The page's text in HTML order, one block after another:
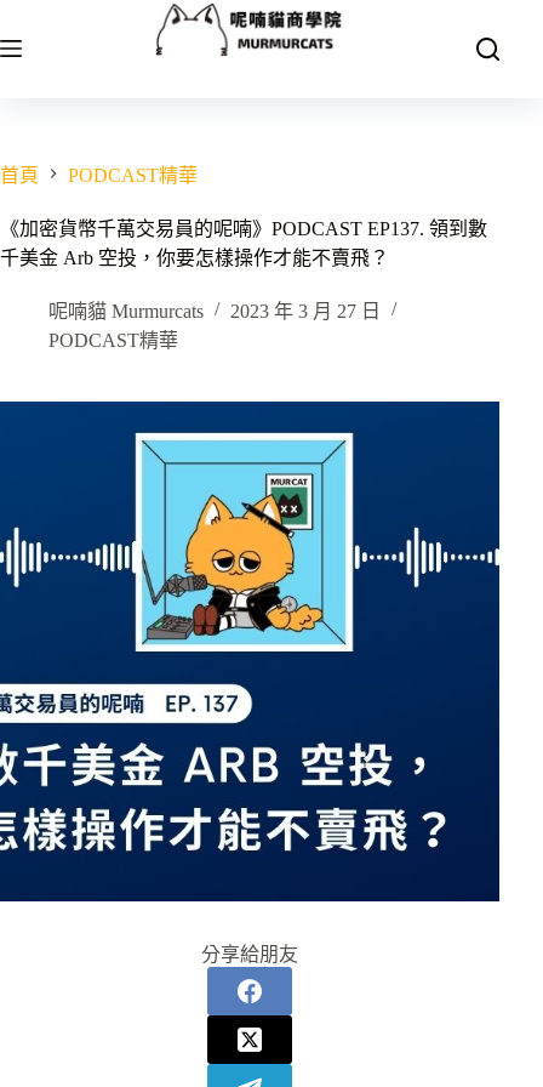
至
容
首頁 PODCAST精華
《加密貨幣千萬交易員的呢喃》PODCAST EP137. 領到數
千美金 Arb 空投，你要怎樣操作才能不賣飛？
呢喃貓 Murmurcats
2023 年 3 月 27 日
PODCAST精華
分享給朋友